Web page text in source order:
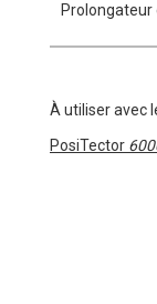
Prolongateur
À utiliser avec
PosiTector